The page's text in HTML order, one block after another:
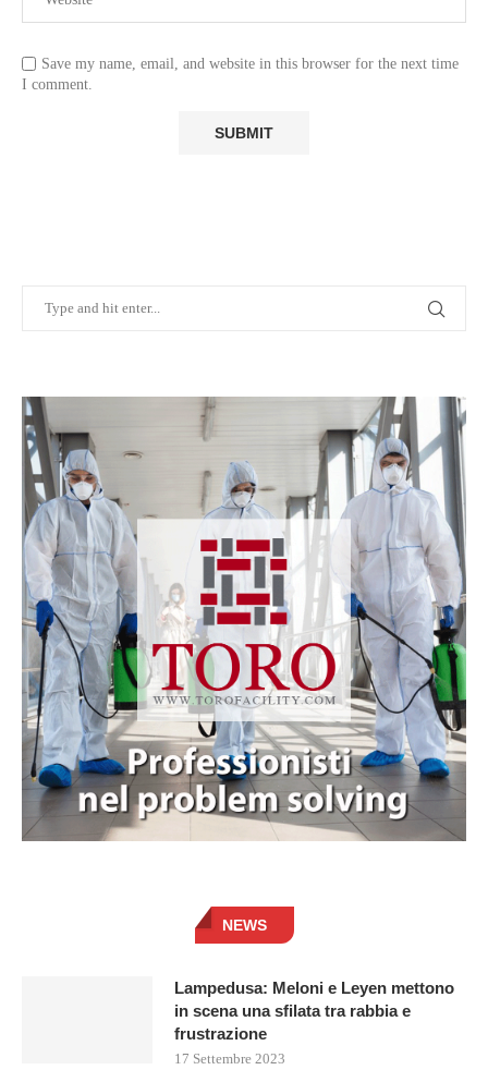
Save my name, email, and website in this browser for the next time
I comment.
NEWS
Lampedusa: Meloni e Leyen mettono
in scena una sfilata tra rabbia e
frustrazione
17 Settembre 2023